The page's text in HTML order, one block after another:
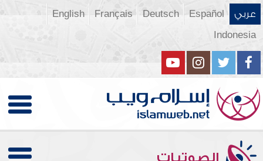
عربي Español
Deutsch
Français
English
Indonesia
الصوتيات